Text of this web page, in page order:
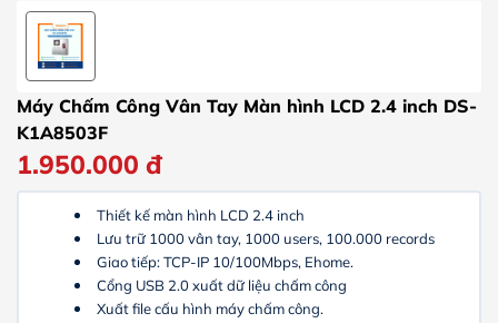
Máy Chấm Công Vân Tay Màn hình LCD 2.4 inch DS-
K1A8503F
1.950.000 đ
Thiết kế màn hình LCD 2.4 inch
Lưu trữ 1000 vân tay, 1000 users, 100.000 records
Giao tiếp: TCP-IP 10/100Mbps, Ehome.
Cổng USB 2.0 xuất dữ liệu chấm công
Xuất file cấu hình máy chấm công.